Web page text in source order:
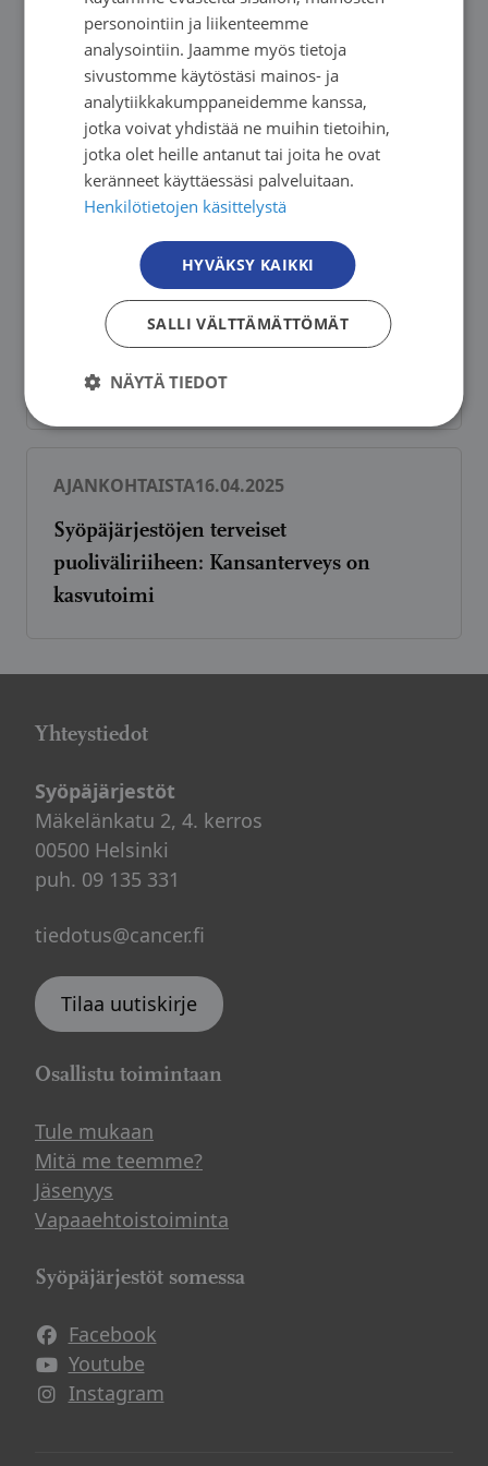
julkaistu
AJANKOHTAISTA14.08.2025
Järjestöjen toimintaa ei saa ajaa alas
AJANKOHTAISTA09.05.2025
Tarttumattomat sairaudet -verkosto:
Mihin jäi sotejärjestöjen lahjoitusten
verovähennysoikeus?
AJANKOHTAISTA16.04.2025
Syöpäjärjestöjen terveiset
puoliväliriiheen: Kansanterveys on
kasvutoimi
Yhteystiedot
Syöpäjärjestöt
Mäkelänkatu 2, 4. kerros
00500 Helsinki
puh. 09 135 331
tiedotus@cancer.fi
Tilaa uutiskirje
Osallistu toimintaan
Tule mukaan
Mitä me teemme?
Jäsenyys
Vapaaehtoistoiminta
Syöpäjärjestöt somessa
Facebook
Avautuu uuteen ikkunaan
Youtube
Avautuu uuteen ikkunaan
Instagram
Avautuu uuteen ikkunaan
personointiin ja liikenteemme
analysointiin. Jaamme myös tietoja
sivustomme käytöstäsi mainos- ja
analytiikkakumppaneidemme kanssa,
jotka voivat yhdistää ne muihin tietoihin,
jotka olet heille antanut tai joita he ovat
keränneet käyttäessäsi palveluitaan.
Henkilötietojen käsittelystä
HYVÄKSY KAIKKI
SALLI VÄLTTÄMÄTTÖMÄT
NÄYTÄ TIEDOT